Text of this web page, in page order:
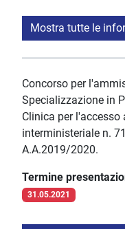
Mostra tutte le
Concorso per
Specializzazione in
Clinica per l'accesso
interministeriale n.
A.A.2019/2020.
Termine
31.05.2021